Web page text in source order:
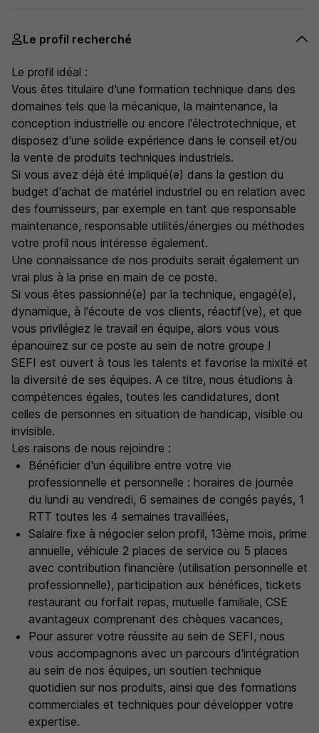
Le profil recherché
Le profil idéal :
Vous êtes titulaire d'une formation technique dans des
domaines tels que la mécanique, la maintenance, la
conception industrielle ou encore l'électrotechnique, et
disposez d'une solide expérience dans le conseil et/ou
la vente de produits techniques industriels.
Si vous avez déjà été impliqué(e) dans la gestion du
budget d'achat de matériel industriel ou en relation avec
des fournisseurs, par exemple en tant que responsable
maintenance, responsable utilités/énergies ou méthodes
votre profil nous intéresse également.
Une connaissance de nos produits serait également un
vrai plus à la prise en main de ce poste.
Si vous êtes passionné(e) par la technique, engagé(e),
dynamique, à l'écoute de vos clients, réactif(ve), et que
vous privilégiez le travail en équipe, alors vous vous
épanouirez sur ce poste au sein de notre groupe !
SEFI est ouvert à tous les talents et favorise la mixité et
la diversité de ses équipes. A ce titre, nous étudions à
compétences égales, toutes les candidatures, dont
celles de personnes en situation de handicap, visible ou
invisible.
Les raisons de nous rejoindre :
Bénéficier d'un équilibre entre votre vie
professionnelle et personnelle : horaires de journée
du lundi au vendredi, 6 semaines de congés payés, 1
RTT toutes les 4 semaines travaillées,
Salaire fixe à négocier selon profil, 13ème mois, prime
annuelle, véhicule 2 places de service ou 5 places
avec contribution financière (utilisation personnelle et
professionnelle), participation aux bénéfices, tickets
restaurant ou forfait repas, mutuelle familiale, CSE
avantageux comprenant des chèques vacances,
Pour assurer votre réussite au sein de SEFI, nous
vous accompagnons avec un parcours d'intégration
au sein de nos équipes, un soutien technique
quotidien sur nos produits, ainsi que des formations
commerciales et techniques pour développer votre
expertise.